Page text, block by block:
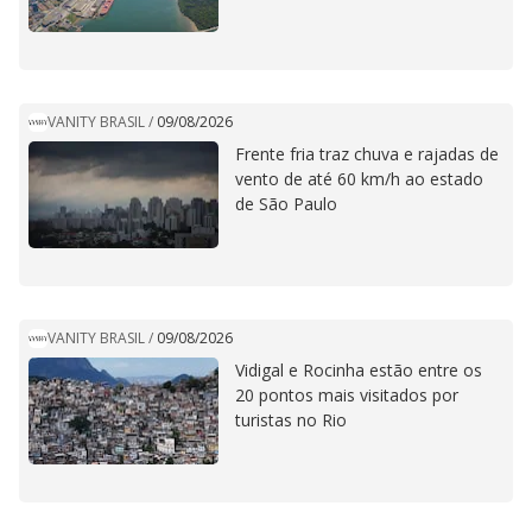
VANITY BRASIL/ 09/08/2026
Frente fria traz chuva e rajadas de
vento de até 60 km/h ao estado
de São Paulo
VANITY BRASIL/ 09/08/2026
Vidigal e Rocinha estão entre os
20 pontos mais visitados por
turistas no Rio